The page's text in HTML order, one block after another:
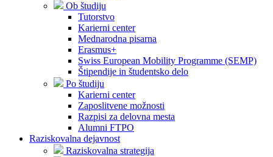
Ob študiju
Tutorstvo
Karierni center
Mednarodna pisarna
Erasmus+
Swiss European Mobility Programme (SEMP)
Štipendije in študentsko delo
Po študiju
Karierni center
Zaposlitvene možnosti
Razpisi za delovna mesta
Alumni FTPO
Raziskovalna dejavnost
Raziskovalna strategija